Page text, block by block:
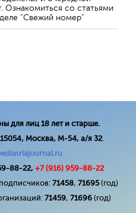
Ознакомиться со статьями
"Свежий номер"
для лиц 18 лет и старше.
Москва, М-54, а/я 32.
88-22, +7 (916) 959-88-22
71458, 71695(год)
71459, 71696 (год)